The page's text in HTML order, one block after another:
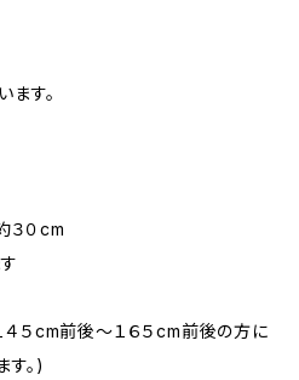
ます。
０cm
５cm前後～１６５cm前後の方に
す。)